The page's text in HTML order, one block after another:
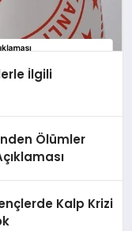
İlgili
Ölümler
Kalp Krizi